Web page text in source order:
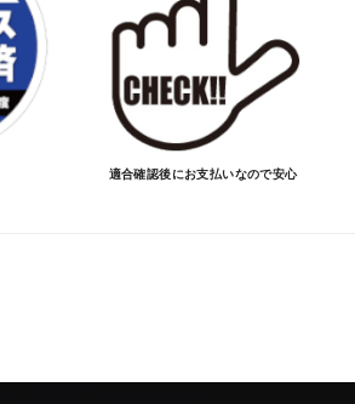
適合確認後にお支払いなので安心